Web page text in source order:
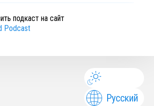
подкаст на сайт
Podcast
Русский